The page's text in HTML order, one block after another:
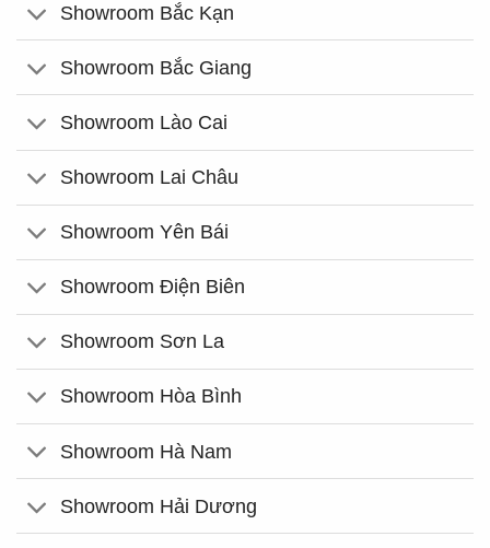
Showroom Bắc Kạn
Showroom Bắc Giang
Showroom Lào Cai
Showroom Lai Châu
Showroom Yên Bái
Showroom Điện Biên
Showroom Sơn La
Showroom Hòa Bình
Showroom Hà Nam
Showroom Hải Dương